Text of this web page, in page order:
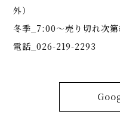
外）
冬季_7:00～売り切れ次第
電話_026-219-2293